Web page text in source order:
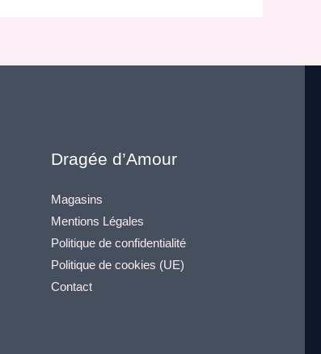
Dragée d’Amour
Magasins
Mentions Légales
Politique de confidentialité
Politique de cookies (UE)
Contact